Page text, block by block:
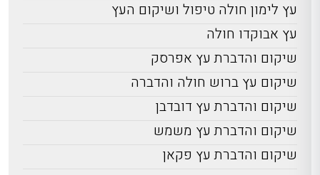
עץ לימון חולה טיפול ושיקום העץ
עץ אבוקדו חולה
שיקום והדברת עץ אפרסק
שיקום עץ ברוש חולה והדברה
שיקום והדברת עץ דובדבן
שיקום והדברת עץ משמש
שיקום והדברת עץ פקאן